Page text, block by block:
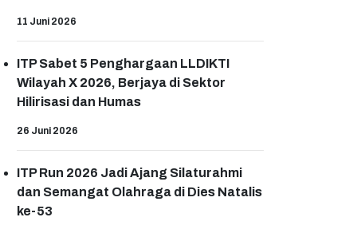
11 Juni 2026
ITP Sabet 5 Penghargaan LLDIKTI
Wilayah X 2026, Berjaya di Sektor
Hilirisasi dan Humas
26 Juni 2026
ITP Run 2026 Jadi Ajang Silaturahmi
dan Semangat Olahraga di Dies Natalis
ke-53